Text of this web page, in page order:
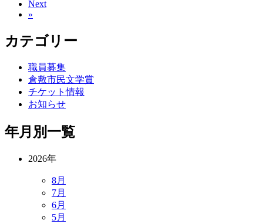
Next
»
カテゴリー
職員募集
倉敷市民文学賞
チケット情報
お知らせ
年月別一覧
2026年
8月
7月
6月
5月